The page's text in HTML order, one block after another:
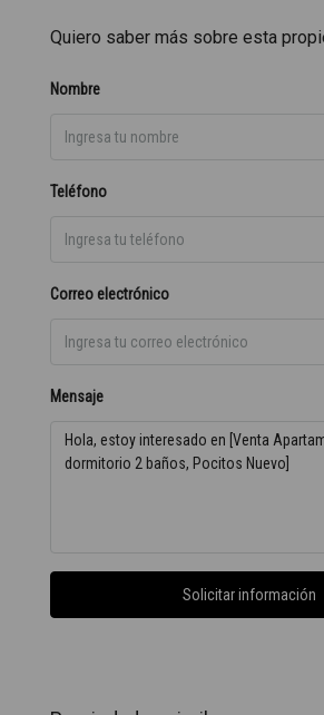
Quiero saber más sobre esta
Nombre
Teléfono
Correo electrónico
Mensaje
Solicitar información